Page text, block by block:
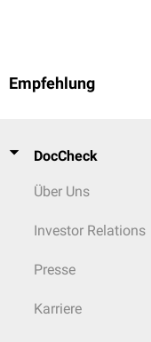
Empfehlung
DocCheck
Über Uns
Investor Relations
Presse
Karriere